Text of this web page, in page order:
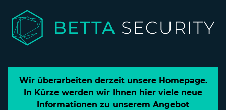
Wir überarbeiten derzeit unsere Homepage.
In Kürze werden wir Ihnen hier viele neue
Informationen zu unserem Angebot